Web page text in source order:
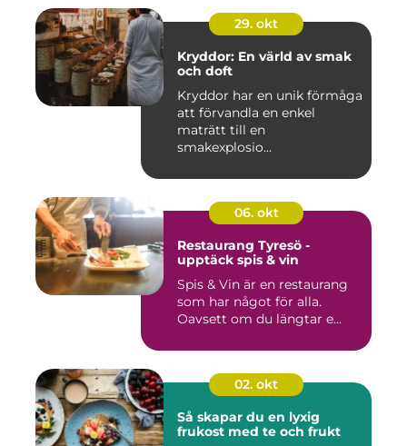
29. okt
Kryddor: En värld av smak
och doft
Kryddor har en unik förmåga
att förvandla en enkel
maträtt till en
smakexplosio...
06. okt
Restaurang Tyresö -
upptäck spis & vin
Spis & Vin är en restaurang
som har något för alla.
Oavsett om du längtar e...
02. okt
Så skapar du en lyxig
frukost med te och frukt